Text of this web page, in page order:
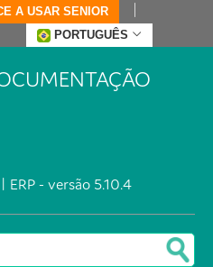
A USAR SENIOR
PORTUGUÊS
ERP - versão 5.10.4